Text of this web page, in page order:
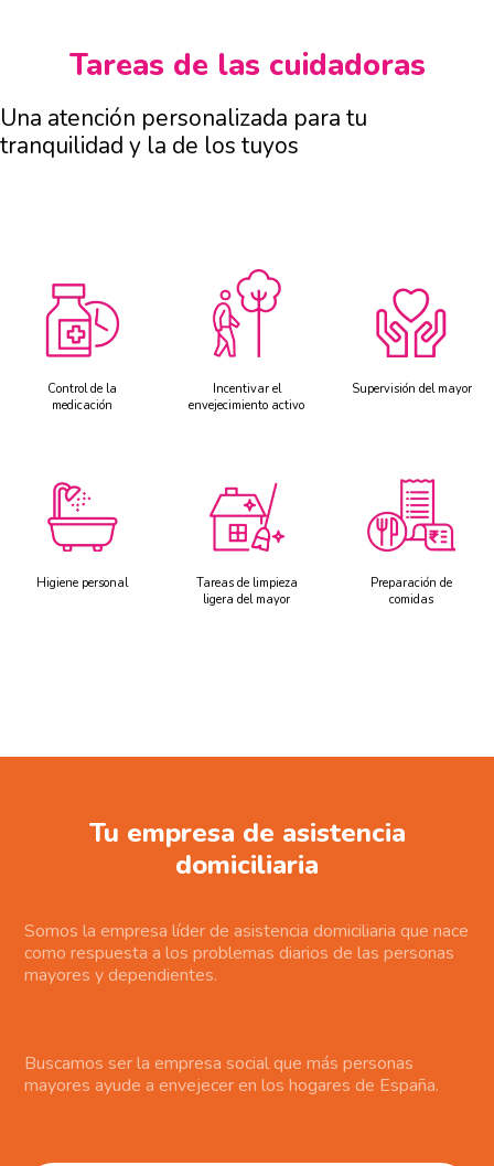
Tareas de las cuidadoras
Una atención personalizada para tu
tranquilidad y la de los tuyos
Control de la
medicación
Incentivar el
envejecimiento activo
Supervisión del mayor
Higiene personal
Tareas de limpieza
ligera del mayor
Preparación de
comidas
Tu empresa de asistencia
domiciliaria
Somos la empresa líder de asistencia domiciliaria que nace
como respuesta a los problemas diarios de las personas
mayores y dependientes.
Buscamos ser la empresa social que más personas
mayores ayude a envejecer en los hogares de España.